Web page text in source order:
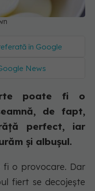
în Google
News
poate fi o
de fapt,
perfect, iar
și albușul.
o provocare. Dar
fiert se decojește